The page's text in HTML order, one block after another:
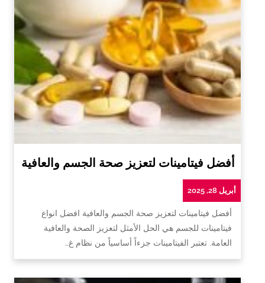
أفضل فيتامينات لتعزيز صحة الجسم والعافية
أبريل 28, 2025
أفضل فيتامينات لتعزيز صحة الجسم والعافية افضل انواع
فيتامينات للجسم هي الحل الأمثل لتعزيز الصحة والعافية
العامة. تعتبر الفيتامينات جزءاً أساسياً من نظام غ…